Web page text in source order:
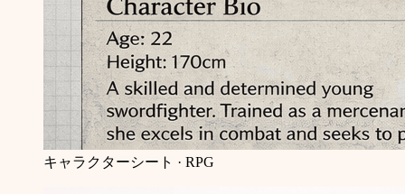
キャラクターシート · RPG